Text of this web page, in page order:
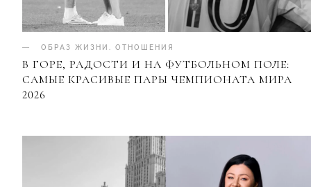
ОБРАЗ ЖИЗНИ ОТНОШЕНИЯ
В ГОРЕ, РАДОСТИ И НА ФУТБОЛЬНОМ ПОЛЕ:
САМЫЕ КРАСИВЫЕ ПАРЫ ЧЕМПИОНАТА МИРА
2026